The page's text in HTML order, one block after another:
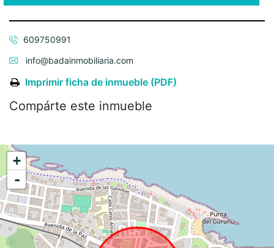
609750991
info@badainmobiliaria.com
Imprimir ficha de inmueble (PDF)
Compárte este inmueble
+
-